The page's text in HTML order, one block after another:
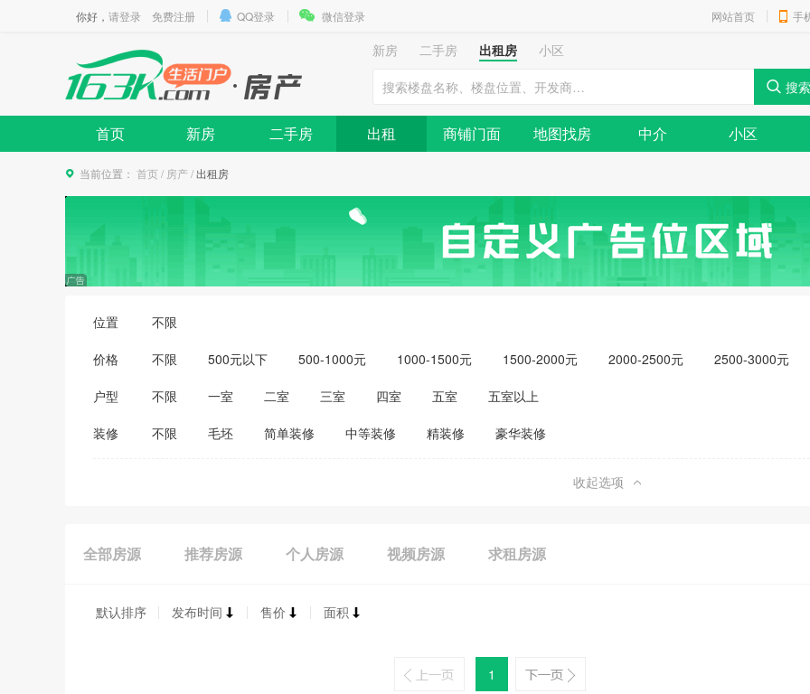
你好， 请登录 免费注册 QQ登录 微信登录 网站首页 手
新房 二手房 出租房 小区
首页 新房 二手房 出租 商铺门面 地图找房 中介 小区
当前位置： 首页 / 房产/出租房
位置 不限
价格 不限 500元以下 500-1000元 1000-1500元 1500-2000元 2000-2500元
2500-3000元
3500-4000元
4000-5000元 5000元以上
户型 不限 一室 二室 三室 四室 五室 五室以上
装修 不限 毛坯 简单装修 中等装修 精装修 豪华装修
收起选项
全部房源 推荐房源 个人房源 视频房源 求租房源
默认排序 发布时间 售价 面积
1